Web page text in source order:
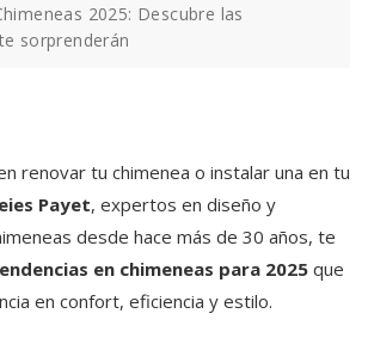
2025: Descubre las
sorprenderán
renovar tu chimenea o instalar una en tu
Payet, expertos en diseño y
desde hace más de 30 años, te
en chimeneas para 2025 que
en confort, eficiencia y estilo.